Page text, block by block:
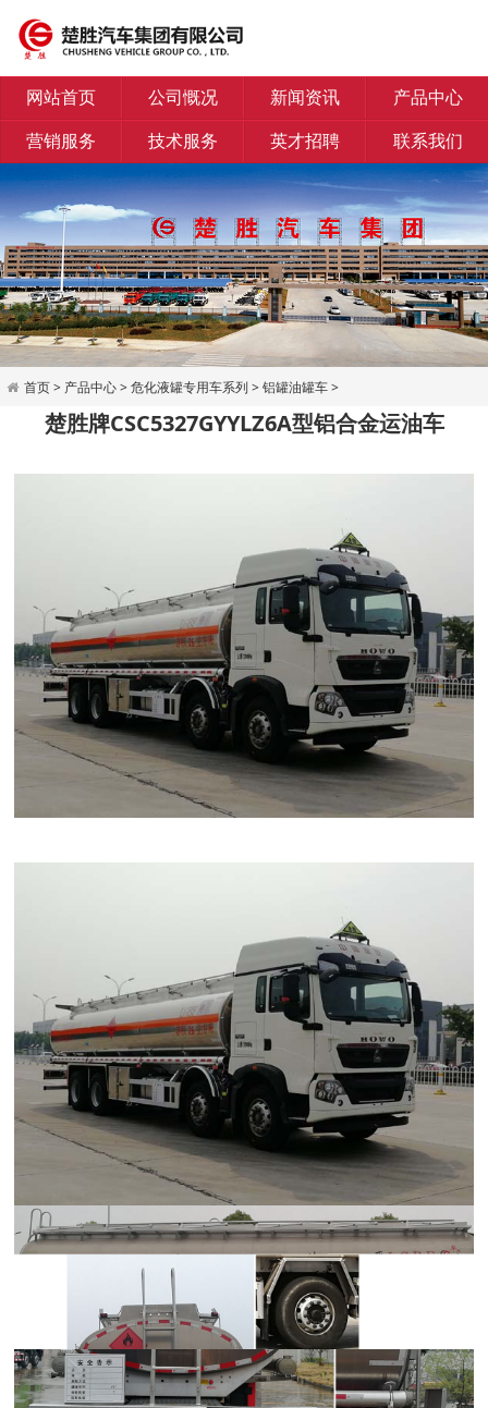
网站首页 公司慨况 新闻资讯
产品中心
营销服务
技术服务 英才招聘 联系我们
首页> 产品中心>危化液罐专用车系列>铝罐油罐车>
楚胜牌CSC5327GYYLZ6A型铝合金运油车